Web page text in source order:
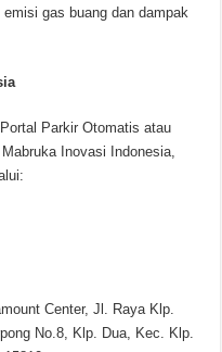
gas buang dan dampak
Parkir Otomatis atau
Inovasi Indonesia,
Center, Jl. Raya Klp.
No.8, Klp. Dua, Kec. Klp.